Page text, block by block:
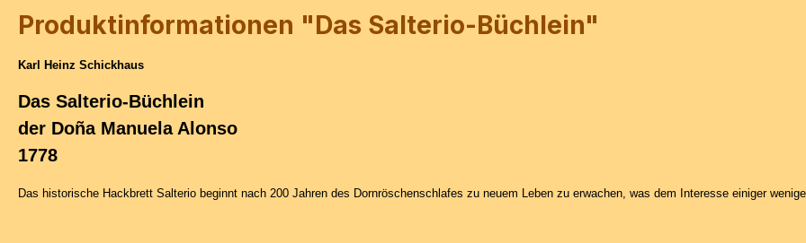
Produktinformationen "Das Salterio-Büchlein"
Karl Heinz Schickhaus
Das Salterio-Büchlein
der Doña Manuela Alonso
1778
Das historische Hackbrett Salterio beginnt nach 200 Jahren des Dornröschenschlafes zu neuem Leben zu erwachen, was dem Interesse einiger